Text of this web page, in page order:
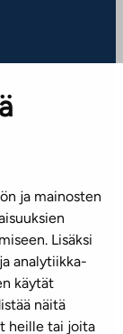
ja mainosten
Lisäksi
analytiikka-
käytät
näitä
heille tai joita